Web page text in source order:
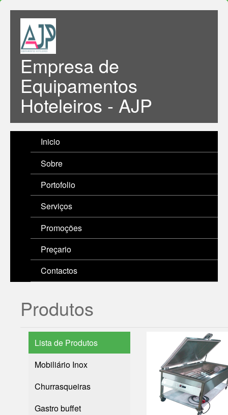
Empresa de
Equipamentos
Hoteleiros - AJP
Inicio
Sobre
Portofolio
Serviços
Promoções
Preçario
Contactos
Produtos
Lista de Produtos
Mobiliário Inox
Churrasqueiras
Gastro buffet